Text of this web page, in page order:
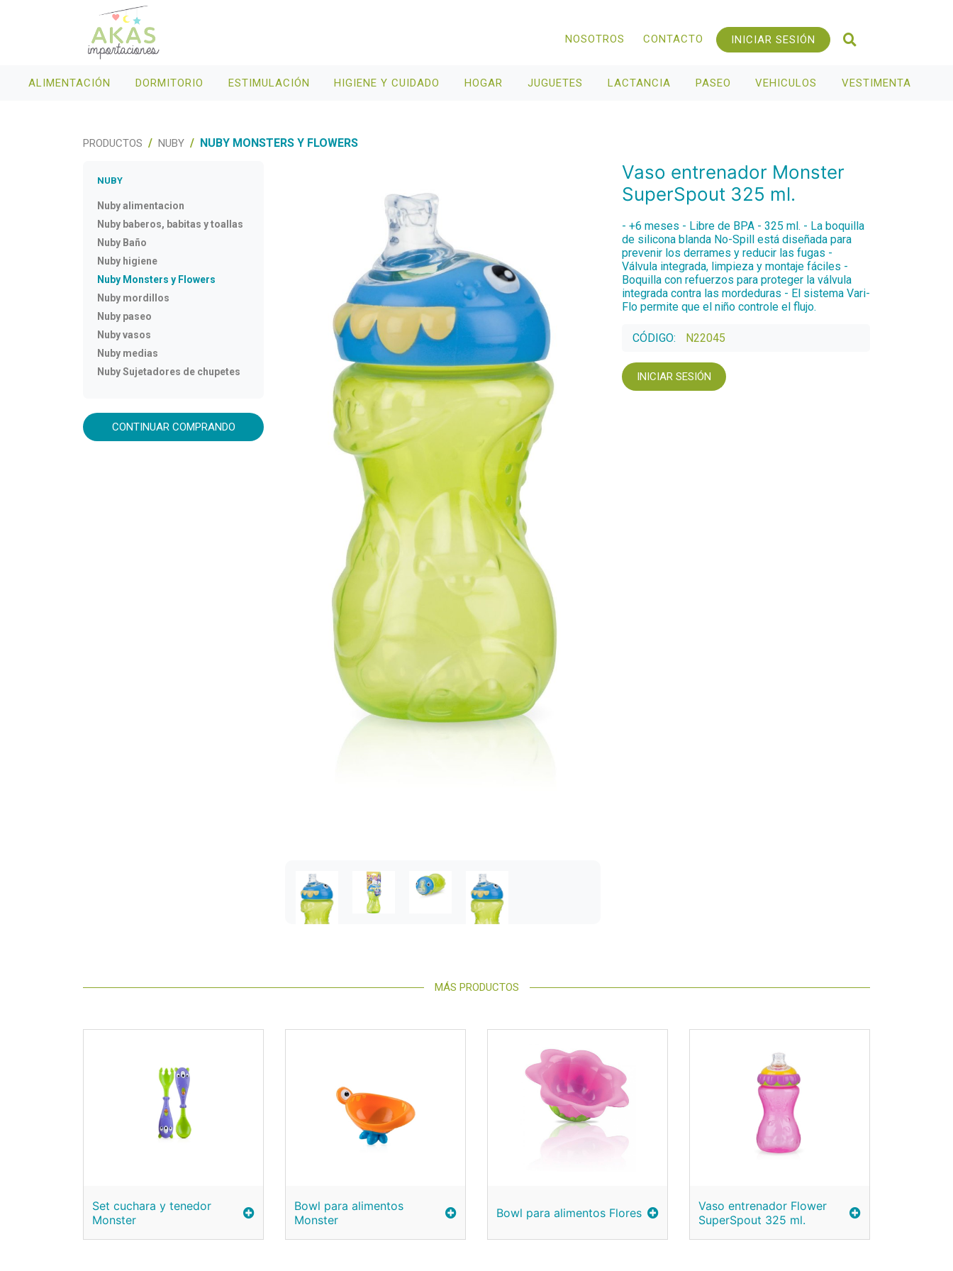
NOSOTROS CONTACTO INICIAR SESIÓN
ALIMENTACIÓN DORMITORIO ESTIMULACIÓN HIGIENE Y CUIDADO HOGAR JUGUETES LACTANCIA PASEO VEHICULOS VESTIMENTA
PRODUCTOS NUBY NUBY MONSTERS Y FLOWERS
NUBY
Nuby alimentacion
Nuby baberos, babitas y toallas
Nuby Baño
Nuby higiene
Nuby Monsters y Flowers
Nuby mordillos
Nuby paseo
Nuby vasos
Nuby medias
Nuby Sujetadores de chupetes
CONTINUAR COMPRANDO
Vaso entrenador Monster
SuperSpout 325 ml.
- +6 meses - Libre de BPA - 325 ml. - La boquilla
de silicona blanda No-Spill está diseñada para
prevenir los derrames y reducir las fugas -
Válvula integrada, limpieza y montaje fáciles -
Boquilla con refuerzos para proteger la válvula
integrada contra las mordeduras - El sistema Vari-
Flo permite que el niño controle el flujo.
CÓDIGO: N22045
INICIAR SESIÓN
MÁS PRODUCTOS
Set cuchara y tenedor
Monster
Bowl para alimentos
Monster
Bowl para alimentos Flores
Vaso entrenador Flower
SuperSpout 325 ml.